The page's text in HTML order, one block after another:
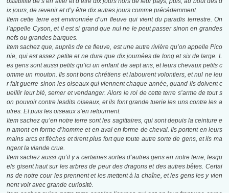
ix jours, de revenir et d’y être dix autres jours comme précédemment.
Item cette terre est environnée d’un fleuve qui vient du paradis terrestre. On
l’appelle Cyson, et il est si grand que nul ne le peut passer sinon en grandes
nefs ou grandes barques.
Item sachez que, auprès de ce fleuve, est une autre rivière qu’on appelle Pico
nie, qui est assez petite et ne dure que dix journées de long et six de large. L
es gens sont aussi petits qu’ici un enfant de sept ans, et leurs chevaux petits c
omme un mouton. Ils sont bons chrétiens et labourent volontiers, et nul ne leu
r fait guerre sinon les oiseaux qui viennent chaque année, quand ils doivent c
ueillir leur blé, semer et vendanger. Alors le roi de cette terre s’arme de tout s
on pouvoir contre lesdits oiseaux, et ils font grande tuerie les uns contre les a
utres. Et puis les oiseaux s’en retournent.
Item sachez qu’en notre terre sont les sagittaires, qui sont depuis la ceinture e
n amont en forme d’homme et en aval en forme de cheval. Ils portent en leurs
mains arcs et flèches et tirent plus fort que toute autre sorte de gens, et ils ma
ngent la viande crue.
Item sachez aussi qu’il y a certaines sortes d’autres gens en notre terre, lesqu
els gisent haut sur les arbres de peur des dragons et des autres bêtes. Certai
ns de notre cour les prennent et les mettent à la chaîne, et les gens les y vien
nent voir avec grande curiosité.